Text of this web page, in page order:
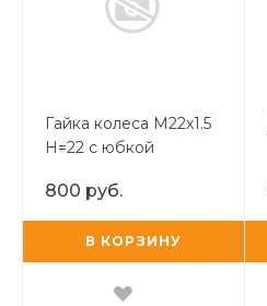
Гайка колеса M22x1.5
H=22 с юбкой
800 руб.
В КОРЗИНУ